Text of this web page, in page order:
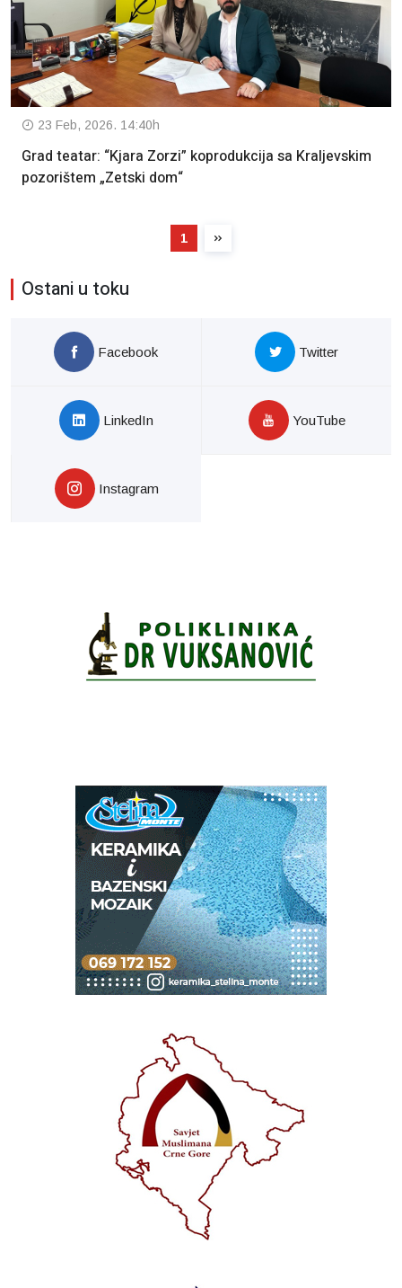
23 Feb, 2026. 14:40h
Grad teatar: “Kjara Zorzi” koprodukcija sa Kraljevskim
pozorištem „Zetski dom“
1
Ostani u toku
Facebook Twitter
LinkedIn YouTube
Instagram